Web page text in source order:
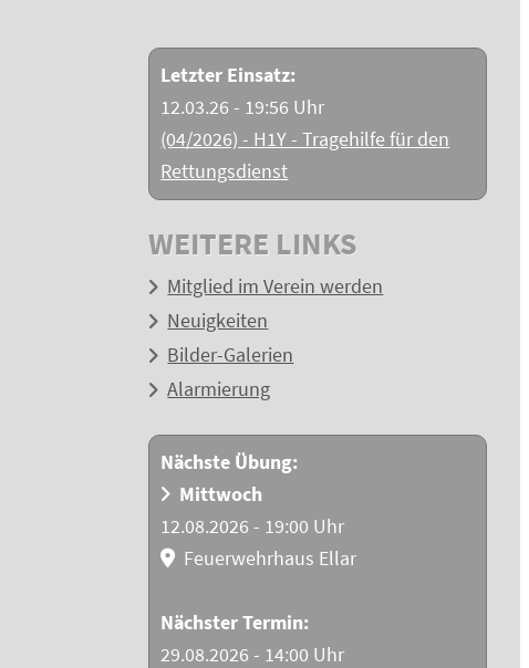
Letzter Einsatz:
12.03.26 - 19:56 Uhr
(04/2026) - H1Y - Tragehilfe für den
Rettungsdienst
WEITERE LINKS
Mitglied im Verein werden
Neuigkeiten
Bilder-Galerien
Alarmierung
Nächste Übung:
Mittwoch
12.08.2026 - 19:00 Uhr
Feuerwehrhaus Ellar
Nächster Termin:
29.08.2026 - 14:00 Uhr